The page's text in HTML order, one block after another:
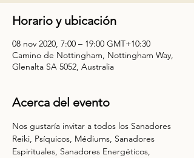
Horario y ubicación
08 nov 2020, 7:00 – 19:00 GMT+10:30
Camino de Nottingham, Nottingham Way,
Glenalta SA 5052, Australia
Acerca del evento
Nos gustaría invitar a todos los Sanadores
Reiki, Psíquicos, Médiums, Sanadores
Espirituales, Sanadores Energéticos,